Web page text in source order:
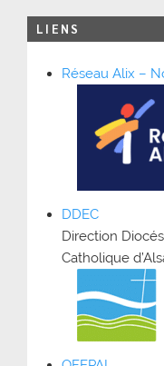
LIENS
Réseau Alix –
DDEC
Direction
Catholique